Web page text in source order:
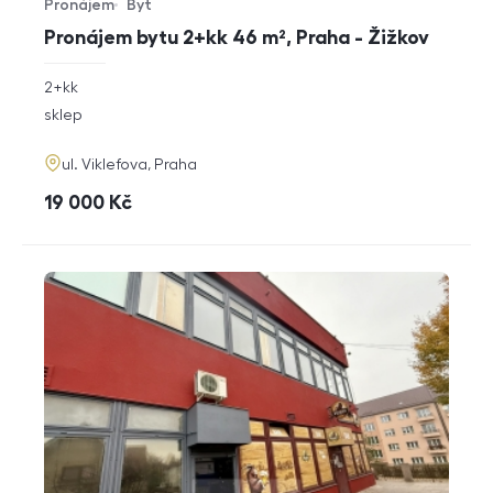
Pronájem bytu 2+kk 46 m², Praha - Žižkov
Typ nabídky
Pronájem
Typ nemovitosti
Byt
rozměry
2+kk
funkce
sklep
adresa
ul. Viklefova, Praha
cena
19 000 Kč